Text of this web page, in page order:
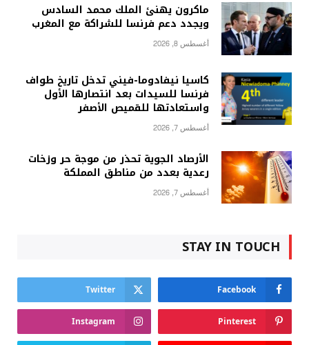
ماكرون يهنئ الملك محمد السادس
ويجدد دعم فرنسا للشراكة مع المغرب
أغسطس 8, 2026
كاسيا نيفادوما-فيني تدخل تاريخ طواف
فرنسا للسيدات بعد انتصارها الأول
واستعادتها للقميص الأصفر
أغسطس 7, 2026
الأرصاد الجوية تحذر من موجة حر وزخات
رعدية بعدد من مناطق المملكة
أغسطس 7, 2026
STAY IN TOUCH
Facebook
Twitter
Pinterest
Instagram